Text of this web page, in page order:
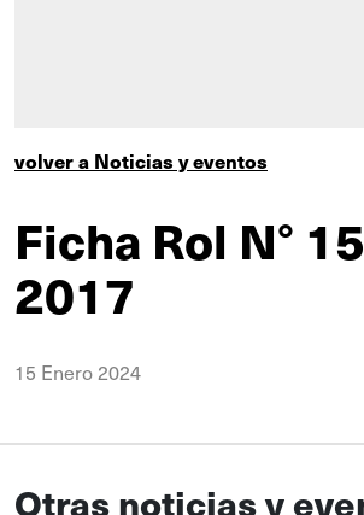
volver a Noticias y eventos
Ficha Rol N°
2017
15 Enero 2024
Otras noticias y